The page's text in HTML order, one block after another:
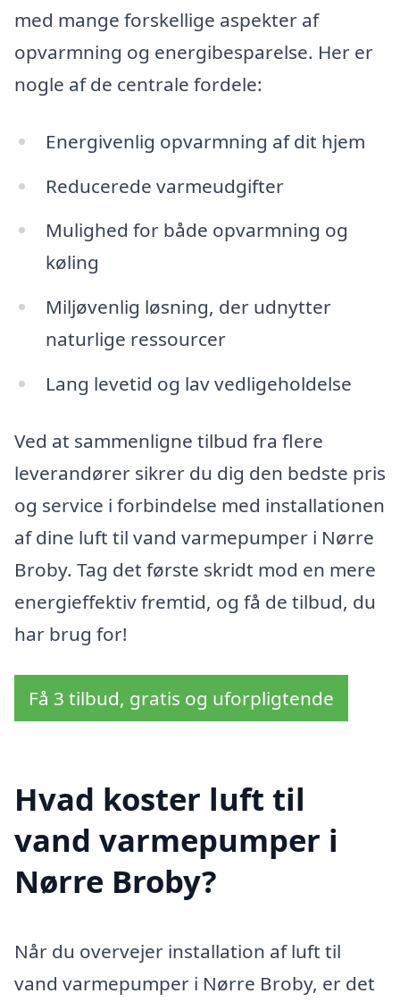
med mange forskellige aspekter af
opvarmning og energibesparelse. Her er
nogle af de centrale fordele:
Energivenlig opvarmning af dit hjem
Reducerede varmeudgifter
Mulighed for både opvarmning og
køling
Miljøvenlig løsning, der udnytter
naturlige ressourcer
Lang levetid og lav vedligeholdelse
Ved at sammenligne tilbud fra flere
leverandører sikrer du dig den bedste pris
og service i forbindelse med installationen
af dine luft til vand varmepumper i Nørre
Broby. Tag det første skridt mod en mere
energieffektiv fremtid, og få de tilbud, du
har brug for!
Få 3 tilbud, gratis og uforpligtende
Hvad koster luft til
vand varmepumper i
Nørre Broby?
Når du overvejer installation af luft til
vand varmepumper i Nørre Broby, er det